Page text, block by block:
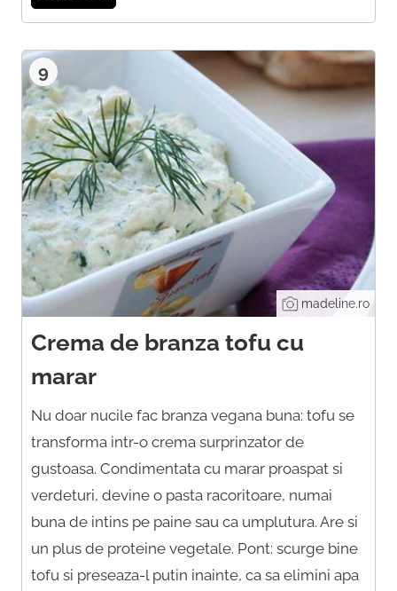
9
madeline.ro
Crema de branza tofu cu
marar
Nu doar nucile fac branza vegana buna: tofu se
transforma intr-o crema surprinzator de
gustoasa. Condimentata cu marar proaspat si
verdeturi, devine o pasta racoritoare, numai
buna de intins pe paine sau ca umplutura. Are si
un plus de proteine vegetale. Pont: scurge bine
tofu si preseaza-l putin inainte, ca sa elimini apa